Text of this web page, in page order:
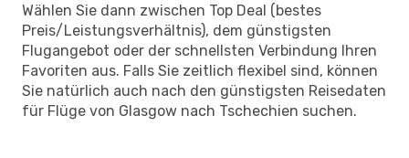
Wählen Sie dann zwischen Top Deal (bestes
Preis/Leistungsverhältnis), dem günstigsten
Flugangebot oder der schnellsten Verbindung Ihren
Favoriten aus. Falls Sie zeitlich flexibel sind, können
Sie natürlich auch nach den günstigsten Reisedaten
für Flüge von Glasgow nach Tschechien suchen.